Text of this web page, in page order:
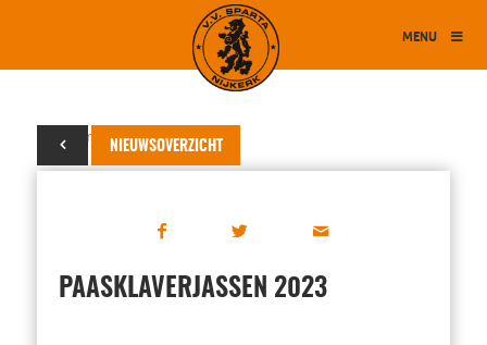
MENU
NIEUWSOVERZICHT
30 maart 2023
PAASKLAVERJASSEN 2023